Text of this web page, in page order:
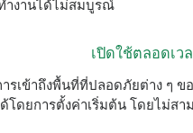
น
ข้อตกลง
สิทธิประ
อยู่ในระบ
ลืมรหัสผ่
ำงานได้ไม่สมบูรณ์
เปิดใช้ตลอดเว
รเข้าถึงพื้นที่ที่ปลอดภัยต่าง ๆ ข
โดยการตั้งค่าเริ่มต้น โดยไม่สา